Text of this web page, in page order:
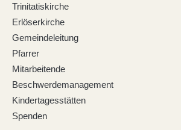
Trinitatiskirche
Erlöserkirche
Gemeindeleitung
Pfarrer
Mitarbeitende
Beschwerdemanagement
Kindertagesstätten
Spenden